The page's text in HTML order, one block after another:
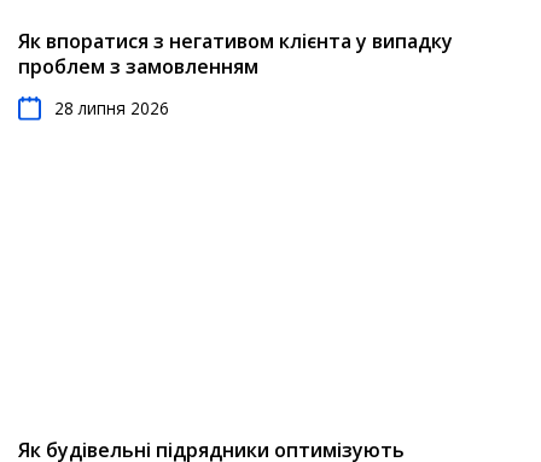
Як впоратися з негативом клієнта у випадку
проблем з замовленням
28 липня 2026
Як будівельні підрядники оптимізують